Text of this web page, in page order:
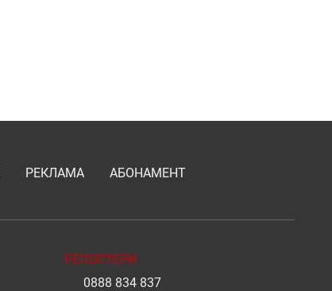
РЕКЛАМА АБОНАМЕНТ
РЕПОРТЕРИ
0888 834 837